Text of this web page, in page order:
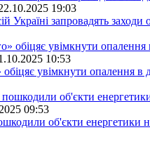
19:03
Україні запровадять
10:53
увімкнути опалення в
09:53
об'єкти енергетики